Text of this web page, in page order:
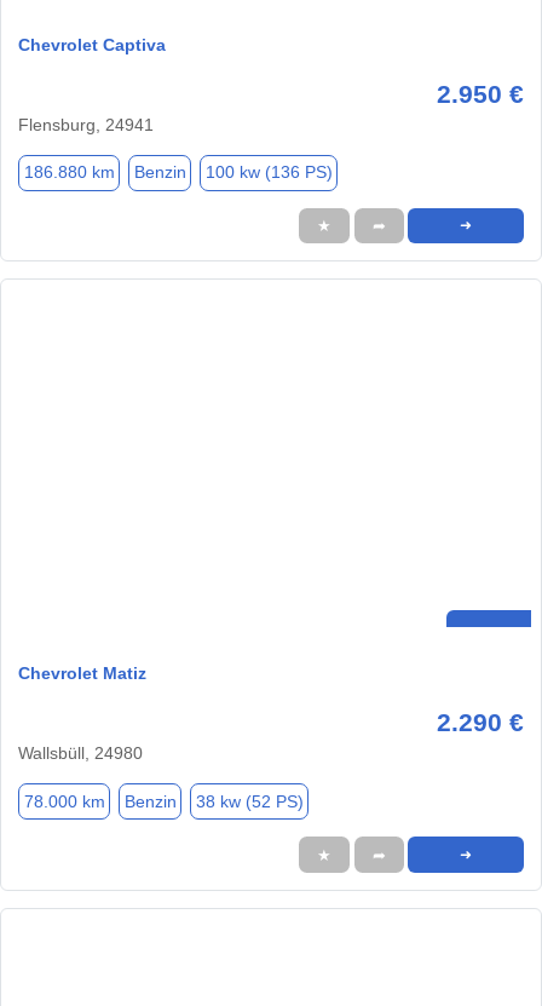
Chevrolet Captiva
2.950 €
Flensburg, 24941
186.880 km Benzin 100 kw (136 PS)
★ ➦ ➜
Chevrolet Matiz
2.290 €
Wallsbüll, 24980
78.000 km Benzin 38 kw (52 PS)
★ ➦ ➜